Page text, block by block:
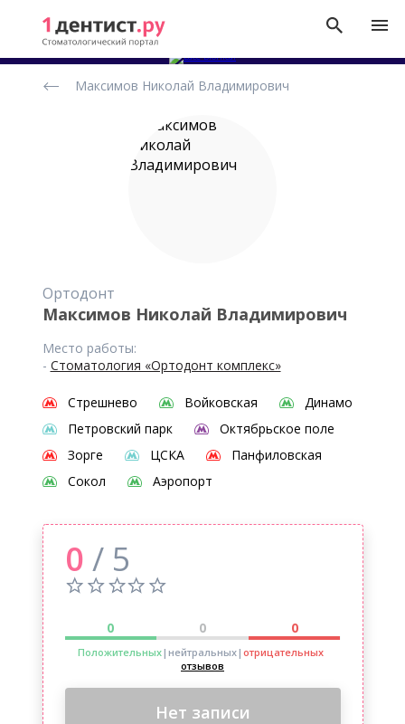
стоматологов
Максимов Николай Владимирович
Ортодонт
Максимов Николай Владимирович
Место работы:
- Стоматология «Ортодонт комплекс»
Стрешнево Войковская
Динамо
Петровский парк
Октябрьское поле
Зорге
ЦСКА
Панфиловская
Сокол
Аэропорт
0 / 5
0 0 0
Положительных|нейтральных| отрицательных
отзывов
Нет записи